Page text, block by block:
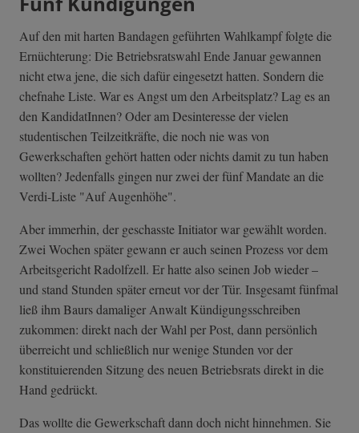
Auf den mit harten Bandagen geführten Wahlkampf folgte die
Ernüchterung: Die Betriebsratswahl Ende Januar gewannen
nicht etwa jene, die sich dafür eingesetzt hatten. Sondern die
chefnahe Liste. War es Angst um den Arbeitsplatz? Lag es an
den KandidatInnen? Oder am Desinteresse der vielen
studentischen Teilzeitkräfte, die noch nie was von
Gewerkschaften gehört hatten oder nichts damit zu tun haben
wollten? Jedenfalls gingen nur zwei der fünf Mandate an die
Verdi-Liste "Auf Augenhöhe".
Aber immerhin, der geschasste Initiator war gewählt worden.
Zwei Wochen später gewann er auch seinen Prozess vor dem
Arbeitsgericht Radolfzell. Er hatte also seinen Job wieder –
und stand Stunden später erneut vor der Tür. Insgesamt fünfmal
ließ ihm Baurs damaliger Anwalt Kündigungsschreiben
zukommen: direkt nach der Wahl per Post, dann persönlich
überreicht und schließlich nur wenige Stunden vor der
konstituierenden Sitzung des neuen Betriebsrats direkt in die
Hand gedrückt.
Das wollte die Gewerkschaft dann doch nicht hinnehmen. Sie